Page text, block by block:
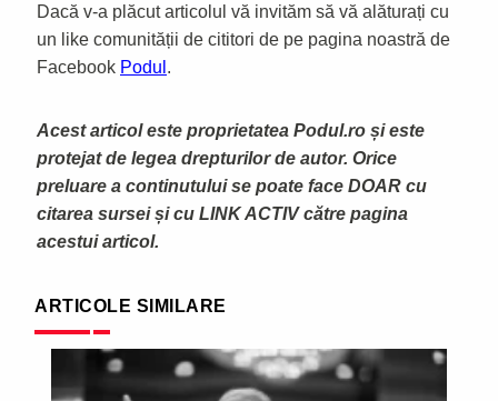
Dacă v-a plăcut articolul vă invităm să vă alăturați cu
un like comunității de cititori de pe pagina noastră de
Facebook Podul .
Acest articol este proprietatea Podul.ro și este
protejat de legea drepturilor de autor. Orice
preluare a continutului se poate face DOAR cu
citarea sursei și cu LINK ACTIV către pagina
acestui articol.
ARTICOLE SIMILARE